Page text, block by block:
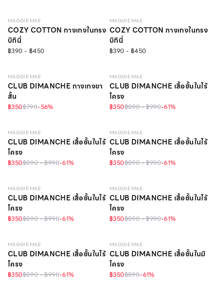
MAGGIE MAE
COZY COTTON กางเกงในทรง
บิกินี่
฿390 - ฿450
MAGGIE MAE
COZY COTTON กางเกงในทรง
บิกินี่
฿390 - ฿450
MAGGIE MAE
CLUB DIMANCHE กางเกงขา
สั้น
฿350฿790-56%
LEVEL 1
MAGGIE MAE
CLUB DIMANCHE เสื้อชั้นในไร้
โครง
฿350฿890 - ฿990-61%
LEVEL 1
MAGGIE MAE
CLUB DIMANCHE เสื้อชั้นในไร้
โครง
฿350฿890 - ฿990-61%
LEVEL 1
MAGGIE MAE
CLUB DIMANCHE เสื้อชั้นในไร้
โครง
฿350฿890 - ฿990-61%
LEVEL 1
MAGGIE MAE
CLUB DIMANCHE เสื้อชั้นในไร้
โครง
฿350฿890 - ฿990-61%
LEVEL 1
MAGGIE MAE
CLUB DIMANCHE เสื้อชั้นในไร้
โครง
฿350฿890 - ฿990-61%
LEVEL 1
MAGGIE MAE
CLUB DIMANCHE เสื้อชั้นในไร้
โครง
฿350฿890 - ฿990-61%
LEVEL 1
MAGGIE MAE
CLUB DIMANCHE เสื้อชั้นในมี
โครง
฿350฿890-61%
LEVEL 1